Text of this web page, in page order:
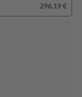
296,19 €